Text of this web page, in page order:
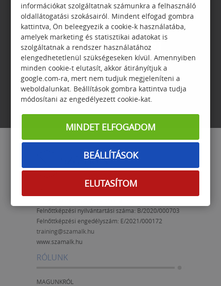
GARANCIA
JELENTKEZÉSI
FELTÉTELEK
Felnőttképzési nyilvántartási száma: B/2020/000703
Felnőttképzési engedélyszám: E/2021/000172
training@szamalk.hu
www.szamalk.hu
RÓLUNK
MAGUNKRÓL
információkat szolgáltatnak számunkra a felhasználó
oldallátogatási szokásairól. Mindent elfogad gombra
kattintva, Ön beleegyezik a cookie-k használatába,
amelyek marketing és statisztikai adatokat is
szolgáltatnak a rendszer használatához
elengedhetetlenül szükségeseken kívül. Amennyiben
minden cookie-t elutasít, akkor átirányítjuk a
google.com-ra, mert nem tudjuk megjeleníteni a
weboldalunkat. Beállítások gombra kattintva tudja
módosítani az engedélyezett cookie-kat.
MINDET ELFOGADOM
BEÁLLÍTÁSOK
ELUTASÍTOM